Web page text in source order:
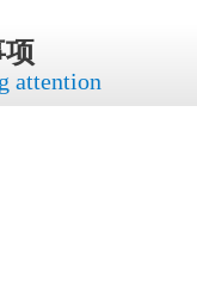
attention